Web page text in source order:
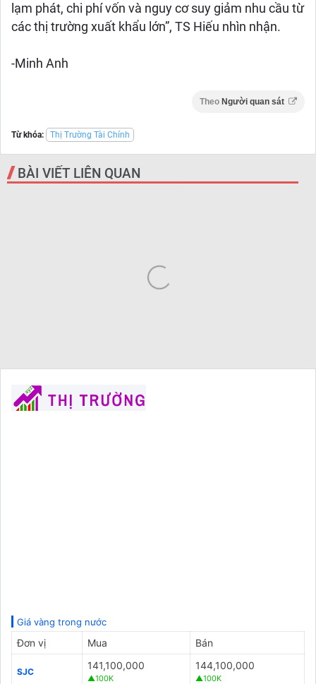
lạm phát, chi phí vốn và nguy cơ suy giảm nhu cầu từ
các thị trường xuất khẩu lớn”, TS Hiếu nhìn nhận.
-Minh Anh
Theo Người quan sát
Từ khóa: Thị Trường Tài Chính
BÀI VIẾT LIÊN QUAN
Giá vàng trong nước
Đơn vị Mua Bán
SJC
141,100,000
▲100K
144,100,000
▲100K